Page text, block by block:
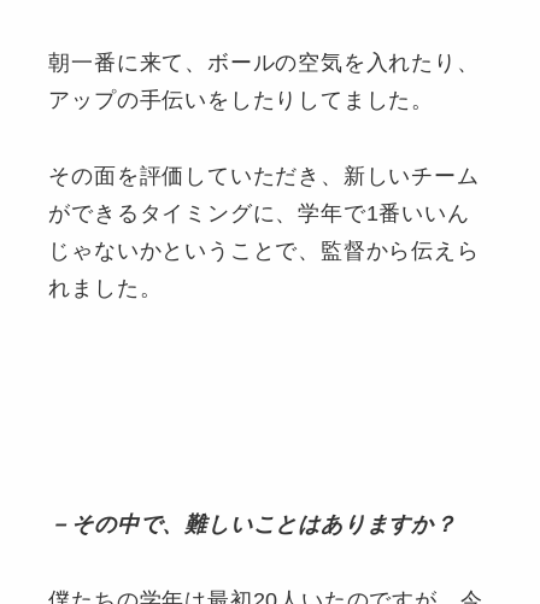
朝一番に来て、ボールの空気を入れたり、
アップの手伝いをしたりしてました。
その面を評価していただき、新しいチーム
ができるタイミングに、学年で1番いいん
じゃないかということで、監督から伝えら
れました。
－その中で、難しいことはありますか？